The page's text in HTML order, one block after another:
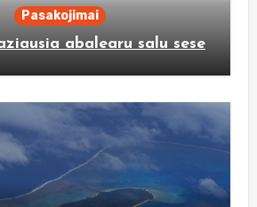
Pasakojimai
abalearu salu sese